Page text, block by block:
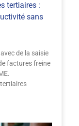
tertiaires :
sans
de la saisie
factures freine